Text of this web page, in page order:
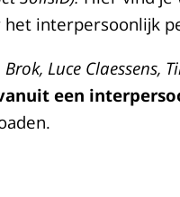
het interpersoonlijk
Luce
een